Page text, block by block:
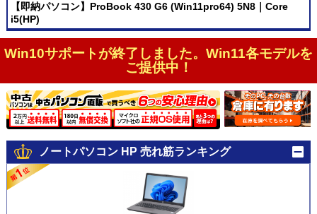
【即納パソコン】ProBook 430 G6 (Win11pro64) 5N8｜Core
i5(HP)
Win10サポートが終了しました。Win11各モデルを
ご提供中！
ノートパソコン HP 売れ筋ランキング